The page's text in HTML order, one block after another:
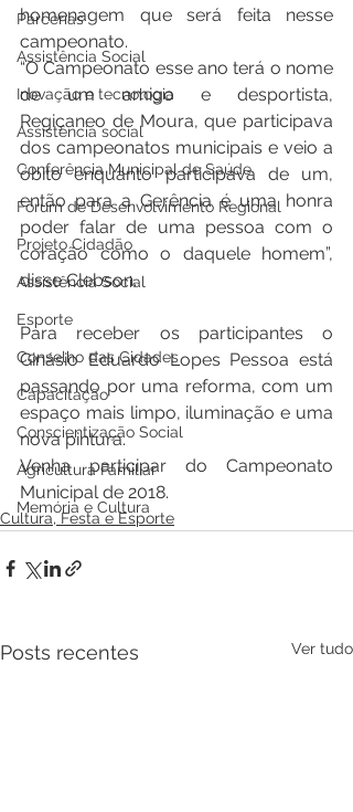
Parcerias
Assistência Social
Inovação e tecnologia
Assistência social
Conferência Municipal de Saúde
Fórum de Desenvolvimento Regional
Projeto Cidadão
Assistência Social
Esporte
Conselho das Cidades
Capacitação
Conscientização Social
Agricultura Familiar
Memória e Cultura
homenagem que será feita nesse
campeonato.
“O Campeonato esse ano terá o nome
de um amigo e desportista,
Regiçaneo de Moura, que participava
dos campeonatos municipais e veio a
óbito enquanto participava de um,
então para a Gerência é uma honra
poder falar de uma pessoa com o
coração como o daquele homem”,
disse Clebson.
Para receber os participantes o
Ginásio Eduardo Lopes Pessoa está
passando por uma reforma, com um
espaço mais limpo, iluminação e uma
nova pintura.
Venha participar do Campeonato
Municipal de 2018.
Cultura, Festa e Esporte
Posts recentes Ver tudo